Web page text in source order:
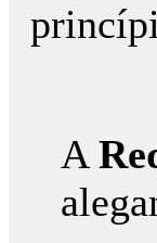
A